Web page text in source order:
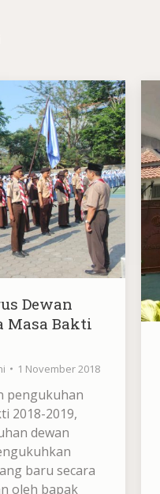
Dewan
Masa Bakti
1 November 2018
pengukuhan
2018-2019,
dewan
baru secara
oleh bapak